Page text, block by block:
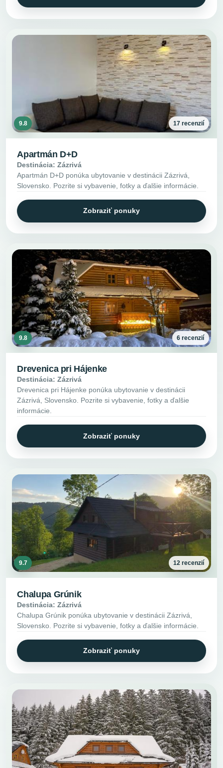
9.8 17 recenzií
Apartmán D+D
Destinácia: Zázrivá
Apartmán D+D ponúka ubytovanie v destinácii Zázrivá,
Slovensko. Pozrite si vybavenie, fotky a ďalšie informácie.
Zobraziť ponuky
9.8 6 recenzií
Drevenica pri Hájenke
Destinácia: Zázrivá
Drevenica pri Hájenke ponúka ubytovanie v destinácii
Zázrivá, Slovensko. Pozrite si vybavenie, fotky a ďalšie
informácie.
Zobraziť ponuky
9.7 12 recenzií
Chalupa Grúnik
Destinácia: Zázrivá
Chalupa Grúnik ponúka ubytovanie v destinácii Zázrivá,
Slovensko. Pozrite si vybavenie, fotky a ďalšie informácie.
Zobraziť ponuky